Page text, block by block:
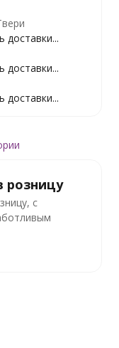
доставки...
доставки...
доставки...
розницу
с